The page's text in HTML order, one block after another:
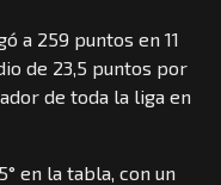
a 259 puntos en 11
de 23,5 puntos por
de toda la liga en
en la tabla, con un